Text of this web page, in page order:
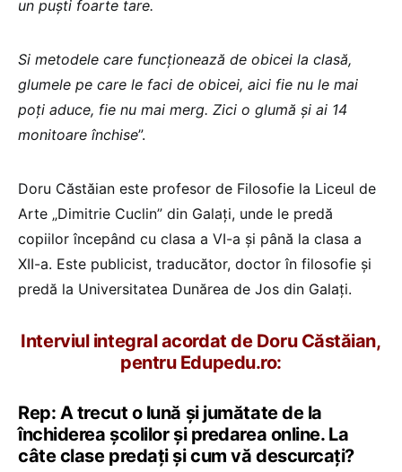
un puști foarte tare.
Si metodele care funcționează de obicei la clasă,
glumele pe care le faci de obicei, aici fie nu le mai
poți aduce, fie nu mai merg. Zici o glumă și ai 14
monitoare închise”.
Doru Căstăian este profesor de Filosofie la Liceul de
Arte „Dimitrie Cuclin” din Galați, unde le predă
copiilor începând cu clasa a VI-a și până la clasa a
XII-a. Este publicist, traducător, doctor în filosofie și
predă la Universitatea Dunărea de Jos din Galați.
Interviul integral acordat de Doru Căstăian,
pentru Edupedu.ro:
Rep: A trecut o lună și jumătate de la
închiderea școlilor și predarea online. La
câte clase predați și cum vă descurcați?